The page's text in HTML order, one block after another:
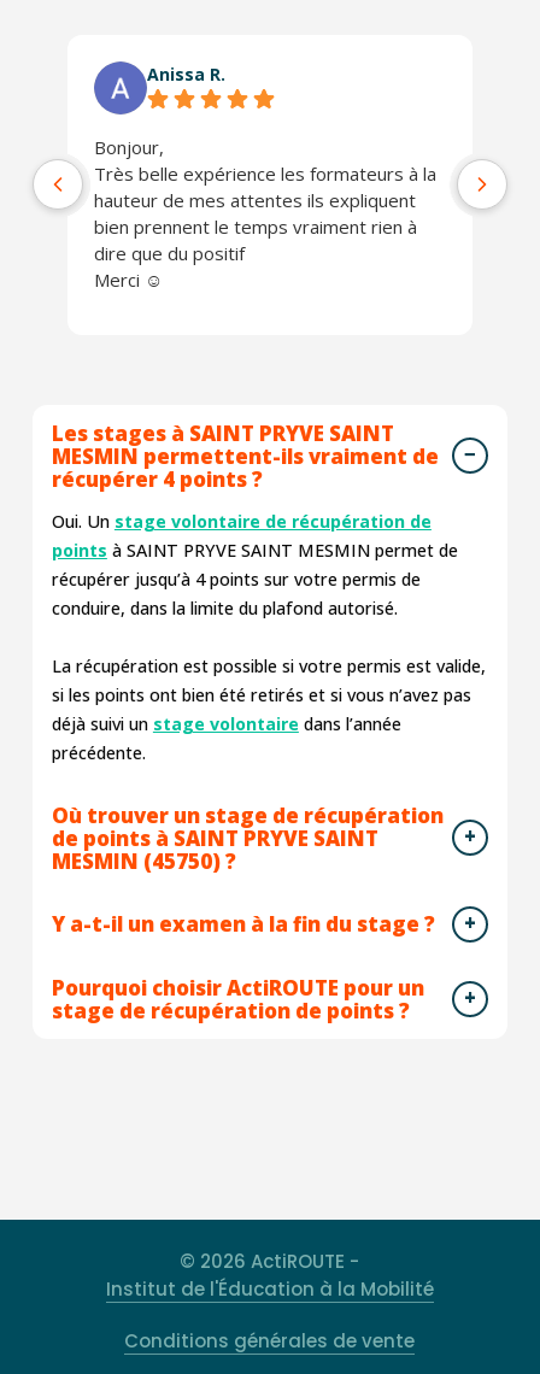
Anissa R.
Bonjour,
Très belle expérience les formateurs à la
hauteur de mes attentes ils expliquent
bien prennent le temps vraiment rien à
dire que du positif
Merci ☺️
Les stages à SAINT PRYVE SAINT
MESMIN permettent-ils vraiment de
récupérer 4 points ?
Oui. Un stage volontaire de récupération de
points à SAINT PRYVE SAINT MESMIN permet de
récupérer jusqu’à 4 points sur votre permis de
conduire, dans la limite du plafond autorisé.
La récupération est possible si votre permis est valide,
si les points ont bien été retirés et si vous n’avez pas
déjà suivi un stage volontaire dans l’année
précédente.
Où trouver un stage de récupération
de points à SAINT PRYVE SAINT
MESMIN (45750) ?
Y a-t-il un examen à la fin du stage ?
Pourquoi choisir ActiROUTE pour un
stage de récupération de points ?
© 2026 ActiROUTE -
Institut de l'Éducation à la Mobilité
Conditions générales de vente